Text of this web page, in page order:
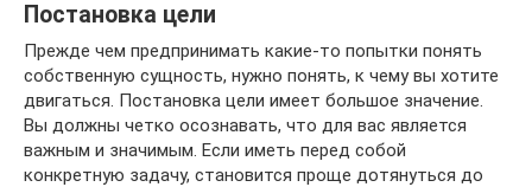
Постановка цели
Прежде чем предпринимать какие-то попытки понять
собственную сущность, нужно понять, к чему вы хотите
двигаться. Постановка цели имеет большое значение.
Вы должны четко осознавать, что для вас является
важным и значимым. Если иметь перед собой
конкретную задачу, становится проще дотянуться до